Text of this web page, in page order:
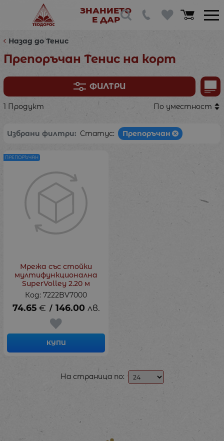
ЗНАНИЕТО
Е ДАР
Назад до Тенис
Препоръчан Тенис на корт
ФИЛТРИ
1 Продукт По уместност
Избрани филтри: Статус: Препоръчан
Мрежа със стойки
мултифункционална
SuperVolley 2.20 м
Код: 7222BV7000
74.65 € / 146.00 лв.
КУПИ
ПРЕПОРЪЧАН
На страница по: